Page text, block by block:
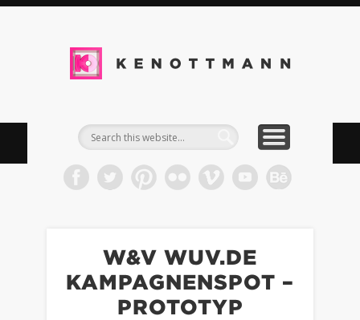
&
WORK
DOWNLOADS
TIMELINE
BLOG
INFO
IMPRESSUM
W&V WUV.DE
KAMPAGNENSPOT –
PROTOTYP